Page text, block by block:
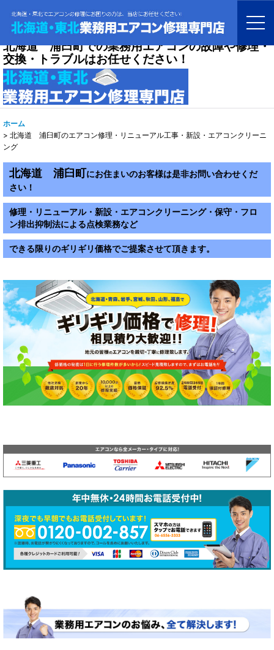
北海道 浦臼町での業務用エアコンの故障や修理・
交換・トラブルはお任せください！
ホーム
> 北海道 浦臼町のエアコン修理・リニューアル工事・新設・エアコンクリーニ
ング
北海道 浦臼町にお住まいのお客様は是非お問い合わせくだ
さい！
修理・リニューアル・新設・エアコンクリーニング・保守・フロ
ン排出抑制法による点検業務など
できる限りのギリギリ価格でご提案させて頂きます。